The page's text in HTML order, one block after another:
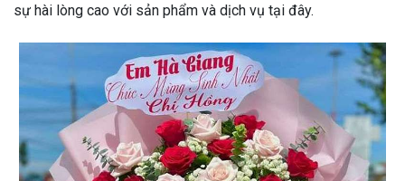
sự hài lòng cao với sản phẩm và dịch vụ tại đây.